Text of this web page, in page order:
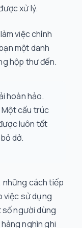
xử lý.
việc chính
một danh
hộp thư đến.
hoàn hảo.
cấu trúc
luôn tốt
dở.
những cách tiếp
việc sử dụng
người dùng
nghìn ghi